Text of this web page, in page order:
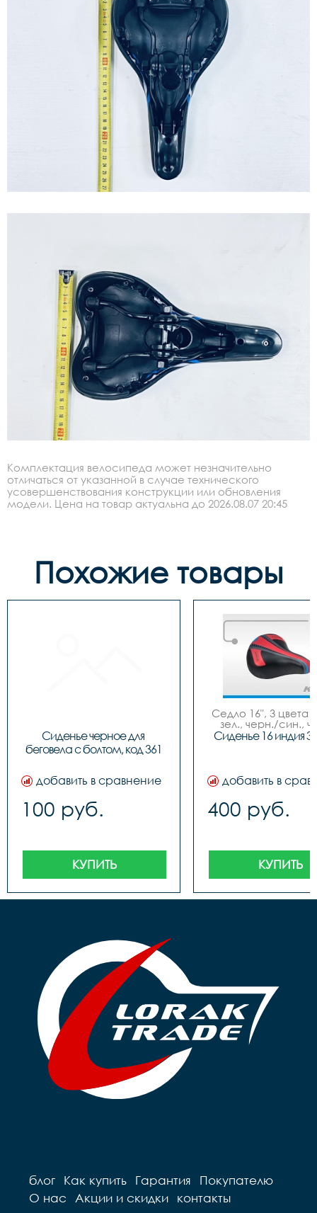
Комплектация велосипеда может незначительно
отличаться от указанной в случае технического
усовершенствования конструкции или обновления
модели. Цена на товар актуальна до 2026.08.07 20:45
Похожие товары
Сиденье черное для
беговела с болтом, код 361
добавить в сравнение
100 руб.
КУПИТЬ
Седло 16", 3 цвета
зел., черн./син.,
красн.), NEW
Сиденье 16 индия
добавить в
400 руб.
КУПИТЬ
блог Как купить Гарантия
Покупателю
О нас
Акции и скидки контакты